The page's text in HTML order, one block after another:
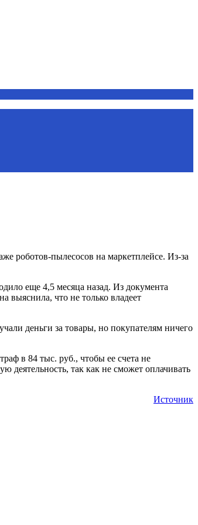
роботов-пылесосов на маркетплейсе. Из-за
еще 4,5 месяца назад. Из документа
выяснила, что не только владеет
деньги за товары, но покупателям ничего
в 84 тыс. руб., чтобы ее счета не
деятельность, так как не сможет оплачивать
Источник